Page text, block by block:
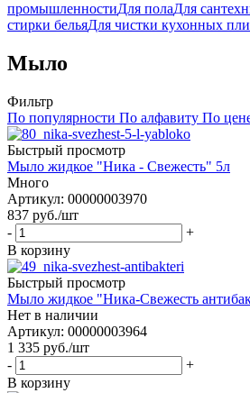
промышленностиДля полаДля
стирки бельяДля чистки кухонных
Мыло
Фильтр
По популярности По алфавиту По
Быстрый просмотр
Мыло жидкое "Ника - Свежесть" 5л
Много
Артикул: 00000003970
837 руб./шт
-
+
В корзину
Быстрый просмотр
Мыло жидкое "Ника-Свежесть
Нет в наличии
Артикул: 00000003964
1 335 руб./шт
-
+
В корзину